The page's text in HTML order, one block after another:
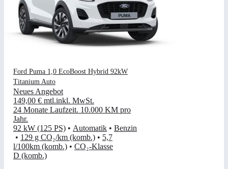
Ford Puma 1,0 EcoBoost Hybrid 92kW
Titanium Auto
Neues Angebot
149,00 € mtl.inkl. MwSt.
24 Monate Laufzeit. 10.000 KM pro
Jahr.
92 kW (125 PS) • Automatik • Benzin
• 129 g CO₂/km (komb.) • 5,7
l/100km (komb.) • CO₂-Klasse
D (komb.)